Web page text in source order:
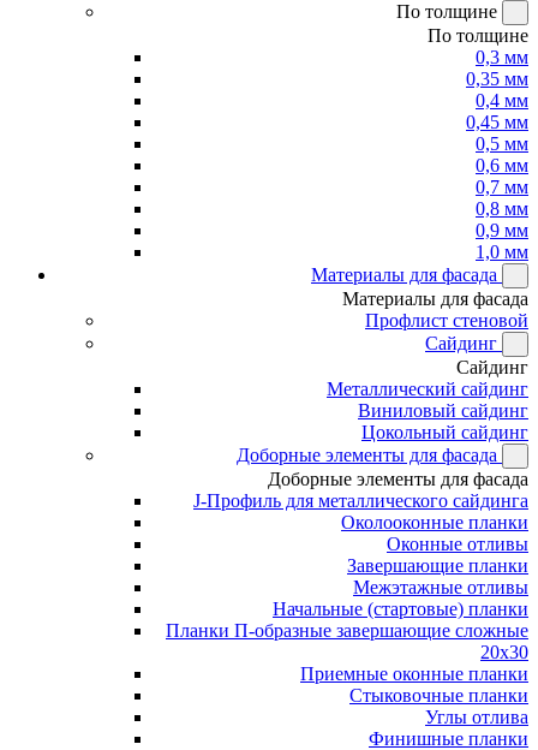
По толщине
По толщине
0,3 мм
0,35 мм
0,4 мм
0,45 мм
0,5 мм
0,6 мм
0,7 мм
0,8 мм
0,9 мм
1,0 мм
Материалы для фасада
Материалы для фасада
Профлист стеновой
Сайдинг
Сайдинг
Металлический сайдинг
Виниловый сайдинг
Цокольный сайдинг
Доборные элементы для фасада
Доборные элементы для фасада
J-Профиль для металлического сайдинга
Околооконные планки
Оконные отливы
Завершающие планки
Межэтажные отливы
Начальные (стартовые) планки
Планки П-образные завершающие сложные
20x30
Приемные оконные планки
Стыковочные планки
Углы отлива
Финишные планки